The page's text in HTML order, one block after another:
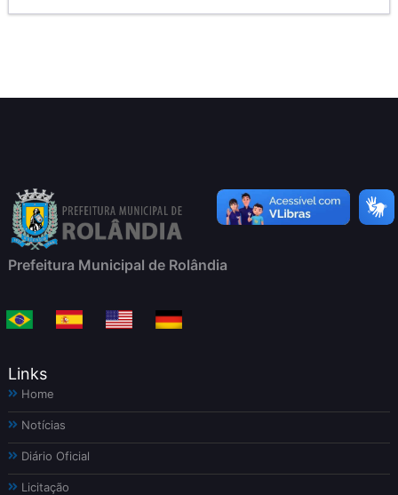
b
s
Prefeitura Municipal de Rolândia
Links
Home
Notícias
Diário Oficial
Licitação